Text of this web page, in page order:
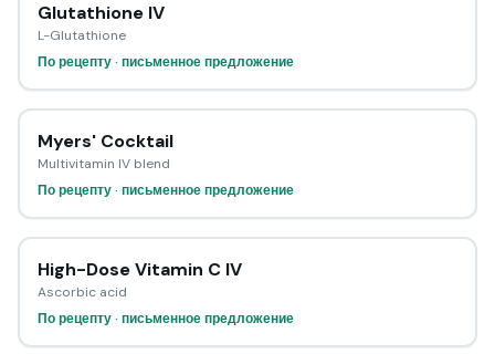
Glutathione IV
L-Glutathione
По рецепту · письменное предложение
Myers' Cocktail
Multivitamin IV blend
По рецепту · письменное предложение
High-Dose Vitamin C IV
Ascorbic acid
По рецепту · письменное предложение